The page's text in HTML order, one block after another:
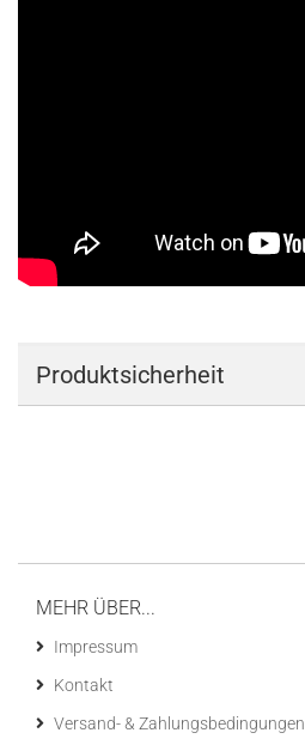
Produktsicherheit
MEHR ÜBER...
Impressum
Kontakt
Versand- & Zahlungsbedingungen